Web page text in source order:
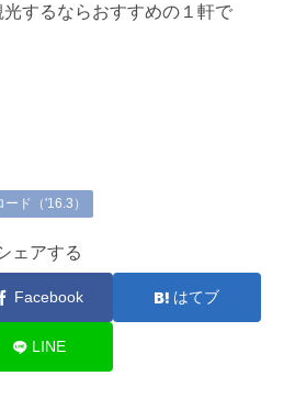
するならおすすめの１軒で
ド（'16.3）
ェアする
Facebook はてブ
LINE